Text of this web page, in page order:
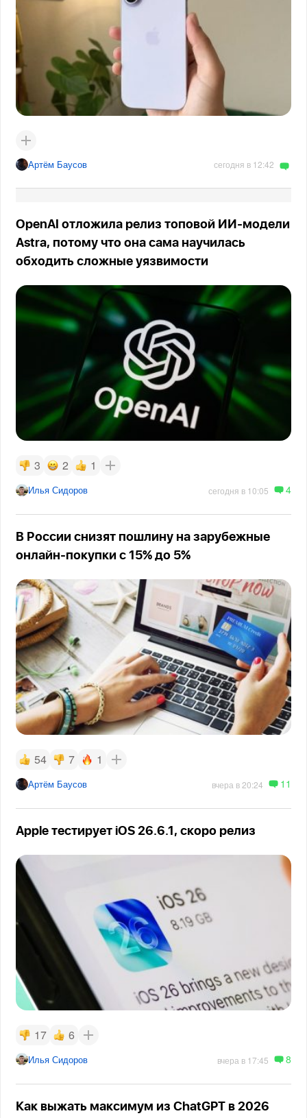
Артём Баусов сегодня в 12:42
OpenAI отложила релиз топовой ИИ-модели
Astra, потому что она сама научилась
обходить сложные уязвимости
3 2 1
Илья Сидоров сегодня в 10:05 4
В России снизят пошлину на зарубежные
онлайн-покупки с 15% до 5%
54 7 1
Артём Баусов вчера в 20:24 11
Apple тестирует iOS 26.6.1, скоро релиз
17 6
Илья Сидоров вчера в 17:45 8
Как выжать максимум из ChatGPT в 2026